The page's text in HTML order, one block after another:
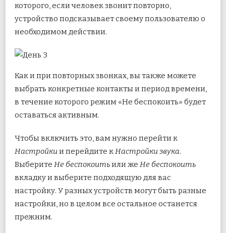
которого, если человек звонит повторно,
устройство подсказывает своему пользователю о
необходимом действии.
Как и при повторных звонках, вы также можете
выбрать конкретные контакты и период времени,
в течение которого режим «Не беспокоить» будет
оставаться активным.
Чтобы включить это, вам нужно перейти к
Настройки и перейдите кНастройки звука.
Выберите Не беспокоитьили же Не беспокоить
вкладку и выберите подходящую для вас
настройку. У разных устройств могут быть разные
настройки, но в целом все остальное останется
прежним.